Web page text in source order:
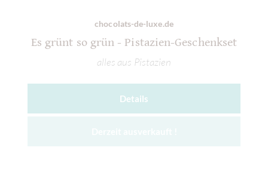
chocolats-de-luxe.de
Es grünt so grün - Pistazien-Geschenkset
alles aus Pistazien
Details